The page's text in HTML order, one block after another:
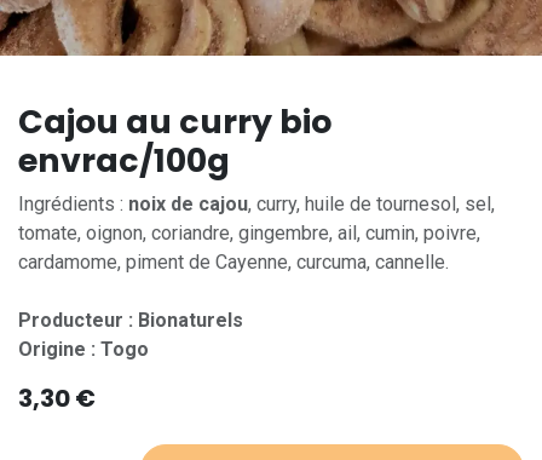
Cajou au curry bio
envrac/100g
Ingrédients : noix de cajou, curry, huile de tournesol, sel,
tomate, oignon, coriandre, gingembre, ail, cumin, poivre,
cardamome, piment de Cayenne, curcuma, cannelle.
Producteur : Bionaturels
Origine : Togo
3,30€